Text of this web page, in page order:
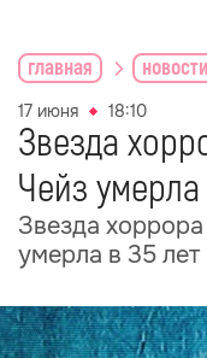
главная
17 июня 18:10
Звезда
Чейз умерла
Звезда
умерла в 35 лет